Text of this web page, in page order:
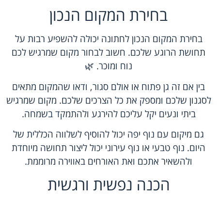
בחירת המקום הנכון
בחירת המקום הנכון לחתונה יכולה להשפיע רבות על
תחושת הרוגע שלכם. חשוב לבחור מקום שמרגיש לכם
נוח ומוכר. 🌿
בין אם זה גן פתוח או אולם סגור, ודאו שהמקום מתאים
לסגנון שלכם ומספק את כל הצרכים שלכם. מקום שמרגיש
ביתי ונעים יקל עליכם להירגע ולהתמקד בשמחה.
גם מיקום עם נוף יפה יכול להוסיף לשלווה הכללית של
היום. נוף טבעי או נוף עירוני יכול ליצור תחושה מיוחדת
ולהשאיר אתכם ואת האורחים באווירה מרוממת.
הכנה נפשית ורגשית